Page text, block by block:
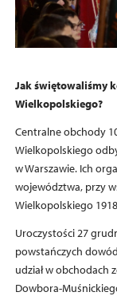
Jak świętowaliśmy
Wielkopolskiego?
Centralne obchody
Wielkopolskiego
w Warszawie. Ich
województwa, przy
Wielkopolskiego
Uroczystości 27
powstańczych
udział w obchodach
Dowbora-